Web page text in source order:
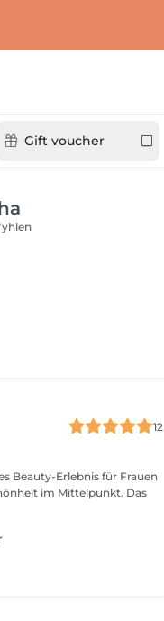
Gift voucher
12
im Mittelpunkt. Das